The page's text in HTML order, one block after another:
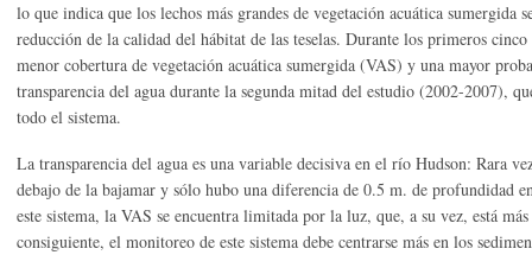
lo que indica que los lechos más grandes de vegetación acuática
reducción de la calidad del hábitat de las teselas. Durante los primeros
menor cobertura de vegetación acuática sumergida (VAS) y una mayor
transparencia del agua durante la segunda mitad del estudio (2002-2007),
todo el sistema.
La transparencia del agua es una variable decisiva en el río Hudson: Rara
debajo de la bajamar y sólo hubo una diferencia de 0.5 m. de profundidad
este sistema, la VAS se encuentra limitada por la luz, que, a su vez, está
consiguiente, el monitoreo de este sistema debe centrarse más en los